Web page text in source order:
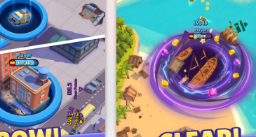
huge, big enough to gulp down skyscrapers in one
coffee, lunch break, evening unwind. A relaxing,